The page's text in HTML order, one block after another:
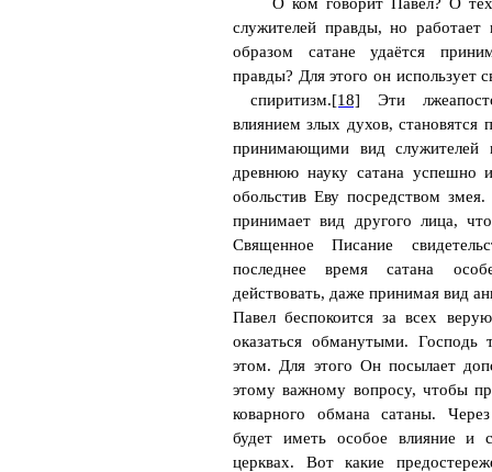
служителей правды, но
образом сатане удаётся
правды? Для этого он использует
спиритизм.[18] Эти
влиянием злых духов, становятся
принимающими вид служителей
древнюю науку сатана успешно
обольстив Еву посредством
принимает вид другого лица,
Священное Писание
последнее время сатана
действовать, даже принимая вид
Павел беспокоится за всех
оказаться обманутыми. Господь
этом. Для этого Он посылает
этому важному вопросу, чтобы
коварного обмана сатаны.
будет иметь особое влияние и
церквах. Вот какие